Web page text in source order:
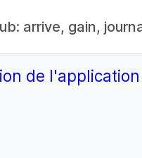
arrive, gain,
de